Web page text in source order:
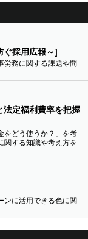
ぐ採用広報～]
労務に関する課題や問
法定福利費率を把握
をどう使うか？」を考
関する知識や考え方を
ンに活用できる色に関